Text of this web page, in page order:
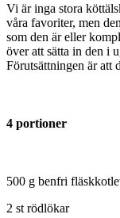
Vi är inga stora
våra favoriter, men
som den är eller
över att sätta in den i
Förutsättningen är att
4 portioner
500 g benfri
2 st rödlökar